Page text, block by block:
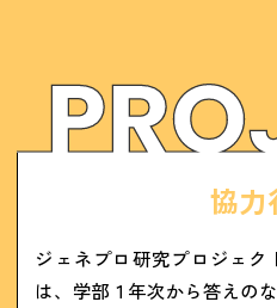
協力
ジェネプロ研究プロジェ
は、学部１年次から答えの